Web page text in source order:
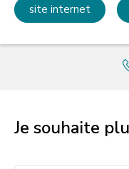
site internet
Je souhaite